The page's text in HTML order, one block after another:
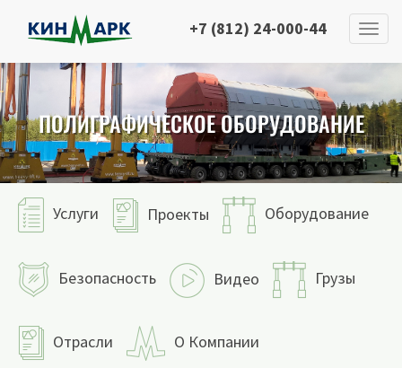
+7 (812) 24-000-44
ПОЛИГРАФИЧЕСКОЕ ОБОРУДОВАНИЕ
Услуги Проекты Оборудование
Безопасность Видео Грузы
Отрасли О Компании